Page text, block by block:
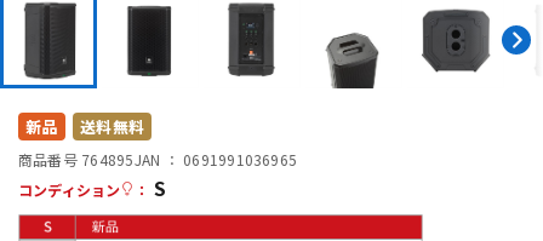
レコーディング機器
配信/ライブ機器
新品 送料無料
商品番号 764895JAN ： 0691991036965
コンディション
： S